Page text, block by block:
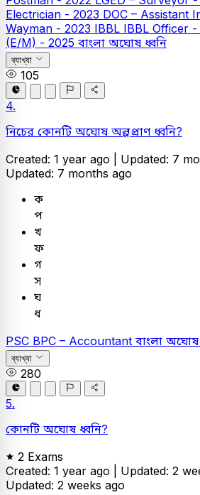
Electrician - 2023 DOC – Assistant
Wayman - 2023 IBBL IBBL Officer
(E/M) - 2025 বাংলা অঘোষ ধ্বনি
ব্যাখ্যা
105
4.
নিচের কোনটি অঘোষ অল্পপ্রাণ ধ্বনি?
Created: 1 year ago | Updated: 7
Updated: 7 months ago
ক
প
খ
ফ
গ
স
ঘ
ধ
PSC BPC – Accountant বাংলা অঘোষ
ব্যাখ্যা
280
5.
কোনটি অঘোষ ধ্বনি?
2 Exams
Created: 1 year ago | Updated: 2
Updated: 2 weeks ago